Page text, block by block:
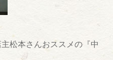
松本さんおススメの『中